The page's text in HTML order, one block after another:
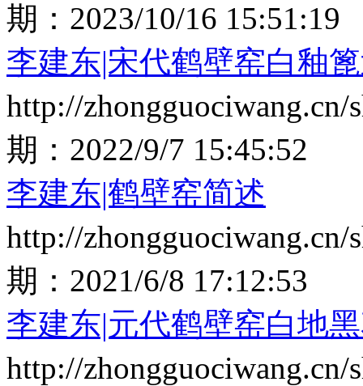
期： 2023/10/16 15:51:19
李建东|宋代鹤壁窑白釉
http://zhongguociwang.cn/
期： 2022/9/7 15:45:52
李建东|鹤壁窑简述
http://zhongguociwang.cn/
期： 2021/6/8 17:12:53
李建东|元代鹤壁窑白地
http://zhongguociwang.cn/